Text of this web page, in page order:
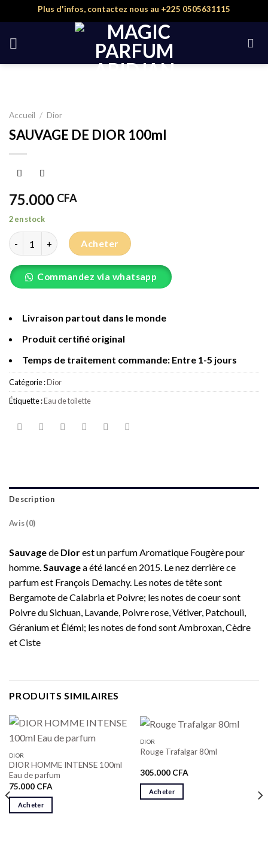
to
content
Plus d'infos, contactez nous au +225 0505631115
Accueil / Dior
SAUVAGE DE DIOR 100ml
75.000 CFA
2 en stock
quantité de SAUVAGE DE DIOR 100ml
Acheter
Commandez via whatsapp
Livraison partout dans le monde
Produit certifié original
Temps de traitement commande: Entre 1-5 jours
Catégorie :Dior
Étiquette :Eau de toilette
Description
Avis (0)
Sauvagede Diorest un parfum Aromatique Fougère pour
homme.Sauvagea été lancé en 2015. Le nez derrière ce
parfum est François Demachy. Les notes de tête sont
Bergamote de Calabria et Poivre; les notes de coeur sont
Poivre du Sichuan, Lavande, Poivre rose, Vétiver, Patchouli,
Géranium et Élémi; les notes de fond sont Ambroxan, Cèdre
et Ciste
PRODUITS SIMILAIRES
DIOR
DIOR HOMME INTENSE 100ml
Eau de parfum
75.000 CFA
Acheter
DIOR
Rouge Trafalgar 80ml
305.000 CFA
Acheter